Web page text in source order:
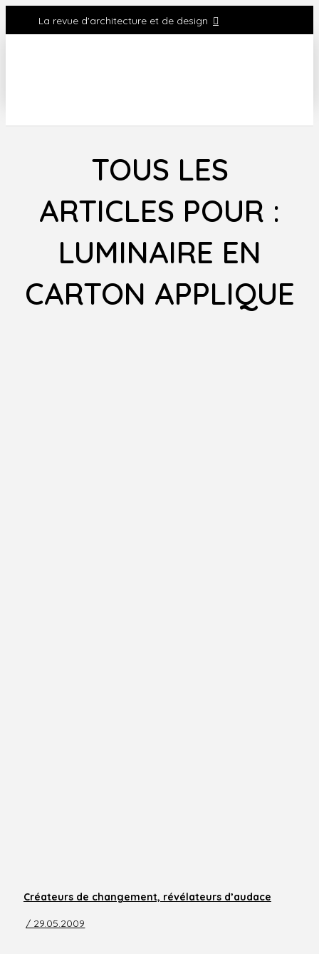
La revue d'architecture et de design
TOUS LES
ARTICLES POUR :
LUMINAIRE EN
CARTON APPLIQUE
Créateurs de changement, révélateurs d’audace
/ 29.05.2009